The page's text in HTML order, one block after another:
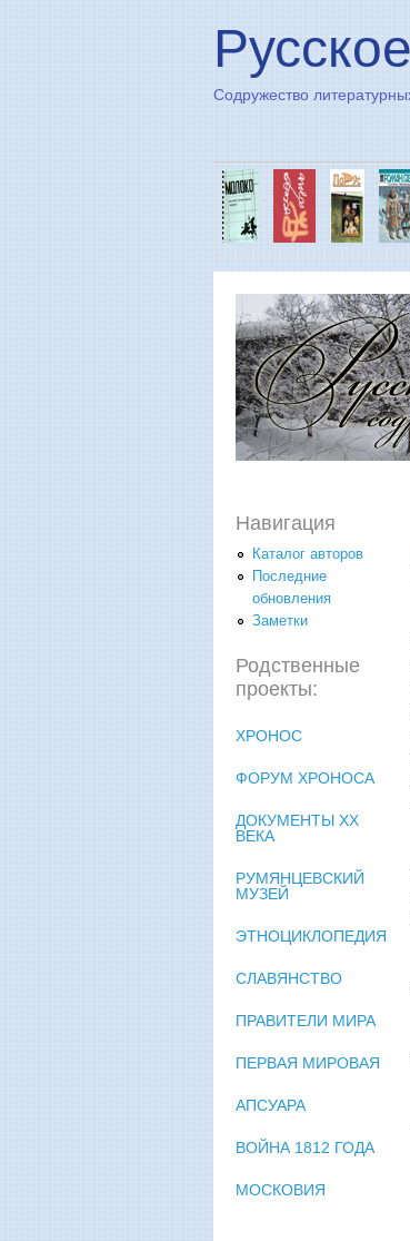
Содружество
Навигация
Каталог авторов
Последние
обновления
Заметки
Родственные
проекты:
ХРОНОС
ФОРУМ ХРОНОСА
ДОКУМЕНТЫ XX
ВЕКА
РУМЯНЦЕВСКИЙ
МУЗЕЙ
ЭТНОЦИКЛОПЕДИЯ
СЛАВЯНСТВО
ПРАВИТЕЛИ МИРА
ПЕРВАЯ МИРОВАЯ
АПСУАРА
ВОЙНА 1812 ГОДА
МОСКОВИЯ